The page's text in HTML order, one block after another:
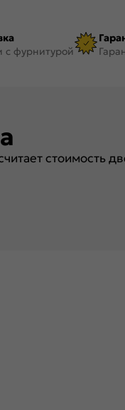
с фурнитурой
стоимость